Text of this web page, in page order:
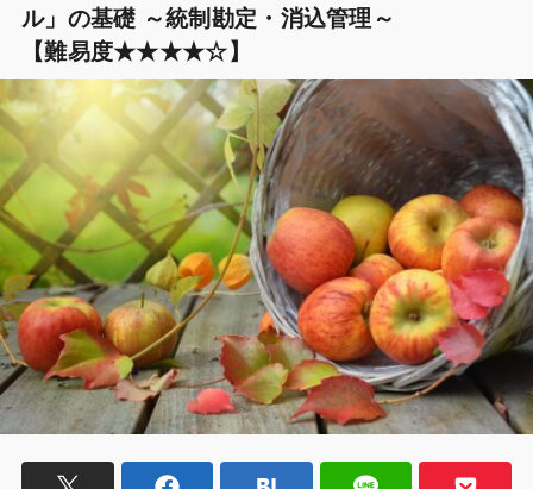
ル」の基礎 ～統制勘定・消込管理～
【難易度★★★★☆】